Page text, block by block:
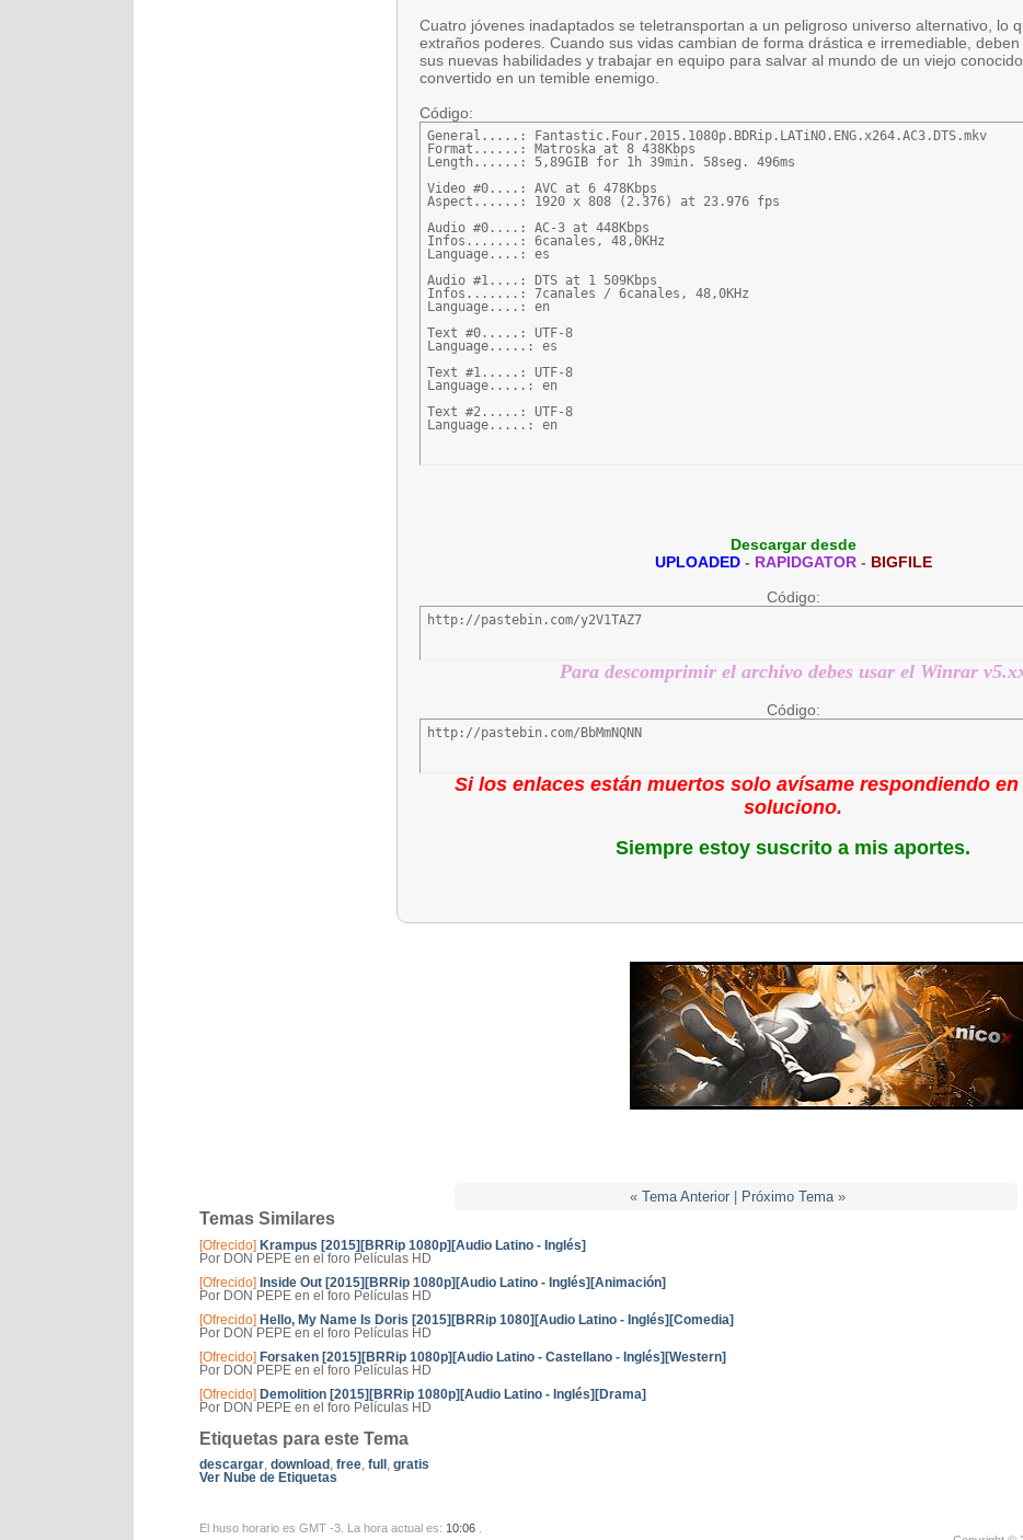
Cuatro jóvenes inadaptados se teletransportan a un peligroso universo alternativo, lo
extraños poderes. Cuando sus vidas cambian de forma drástica e irremediable,
sus nuevas habilidades y trabajar en equipo para salvar al mundo de un viejo
convertido en un temible enemigo.
Código:
General.....: Fantastic.Four.2015.1080p.BDRip.LATiNO.ENG.x264.AC3.DTS.mkv
Format......: Matroska at 8 438Kbps
Length......: 5,89GIB for 1h 39min. 58seg. 496ms
Video #0....: AVC at 6 478Kbps
Aspect......: 1920 x 808 (2.376) at 23.976 fps
Audio #0....: AC-3 at 448Kbps
Infos.......: 6canales, 48,0KHz
Language....: es
Audio #1....: DTS at 1 509Kbps
Infos.......: 7canales / 6canales, 48,0KHz
Language....: en
Text #0.....: UTF-8
Language.....: es
Text #1.....: UTF-8
Language.....: en
Text #2.....: UTF-8
Language.....: en
Descargar desde
UPLOADED- RAPIDGATOR- BIGFILE
Código:
http://pastebin.com/y2V1TAZ7
Para descomprimir el archivo debes usar el Winrar
Código:
http://pastebin.com/BbMmNQNN
Si los enlaces están muertos solo avísame respondiendo
soluciono.
Siempre estoy suscrito a mis aportes.
« Tema Anterior| Próximo Tema »
Temas Similares
[Ofrecido] Krampus [2015][BRRip 1080p][Audio Latino - Inglés]
Por DON PEPE en el foro Películas HD
[Ofrecido] Inside Out [2015][BRRip 1080p][Audio Latino - Inglés][Animación]
Por DON PEPE en el foro Películas HD
[Ofrecido] Hello, My Name Is Doris [2015][BRRip 1080][Audio Latino - Inglés][Comedia]
Por DON PEPE en el foro Películas HD
[Ofrecido] Forsaken [2015][BRRip 1080p][Audio Latino - Castellano - Inglés][Western]
Por DON PEPE en el foro Películas HD
[Ofrecido] Demolition [2015][BRRip 1080p][Audio Latino - Inglés][Drama]
Por DON PEPE en el foro Películas HD
Etiquetas para este Tema
descargar, download , free, full , gratis
Ver Nube de Etiquetas
El huso horario es GMT -3. La hora actual es: 10:06